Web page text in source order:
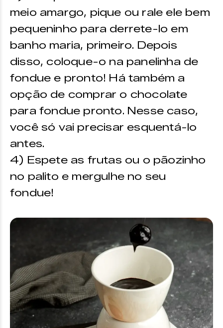
meio amargo, pique ou rale ele bem
pequeninho para derrete-lo em
banho maria, primeiro. Depois
disso, coloque-o na panelinha de
fondue e pronto! Há também a
opção de comprar o chocolate
para fondue pronto. Nesse caso,
você só vai precisar esquentá-lo
antes.
4) Espete as frutas ou o pãozinho
no palito e mergulhe no seu
fondue!